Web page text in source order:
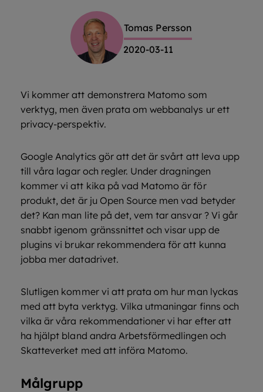
Tomas Persson
2020-03-11
Vi kommer att demonstrera Matomo som
verktyg, men även prata om webbanalys ur ett
privacy-perspektiv.
Google Analytics gör att det är svårt att leva upp
till våra lagar och regler. Under dragningen
kommer vi att kika på vad Matomo är för
produkt, det är ju Open Source men vad betyder
det? Kan man lite på det, vem tar ansvar ? Vi går
snabbt igenom gränssnittet och visar upp de
plugins vi brukar rekommendera för att kunna
jobba mer datadrivet.
Slutligen kommer vi att prata om hur man lyckas
med att byta verktyg. Vilka utmaningar finns och
vilka är våra rekommendationer vi har efter att
ha hjälpt bland andra Arbetsförmedlingen och
Skatteverket med att införa Matomo.
Målgrupp